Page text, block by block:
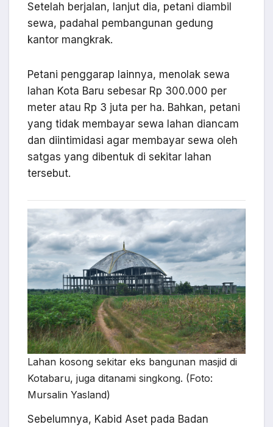
Setelah berjalan, lanjut dia, petani diambil
sewa, padahal pembangunan gedung
kantor mangkrak.
Petani penggarap lainnya, menolak sewa
lahan Kota Baru sebesar Rp 300.000 per
meter atau Rp 3 juta per ha. Bahkan, petani
yang tidak membayar sewa lahan diancam
dan diintimidasi agar membayar sewa oleh
satgas yang dibentuk di sekitar lahan
tersebut.
Lahan kosong sekitar eks bangunan masjid di
Kotabaru, juga ditanami singkong. (Foto:
Mursalin Yasland)
Sebelumnya, Kabid Aset pada Badan